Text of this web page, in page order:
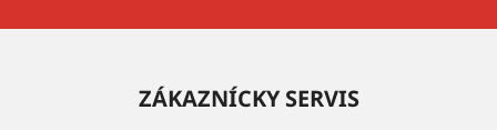
ZÁKAZNÍCKY SERVIS